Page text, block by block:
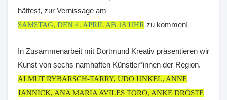
hättest, zur Vernissage am
SAMSTAG, DEN 4. APRIL AB 18 UHR zu kommen!
In Zusammenarbeit mit Dortmund Kreativ präsentieren wir
Kunst von sechs namhaften Künstler*innen der Region.
ALMUT RYBARSCH-TARRY, UDO UNKEL, ANNE
JANNICK, ANA MARIA AVILES TORO, ANKE DROSTE